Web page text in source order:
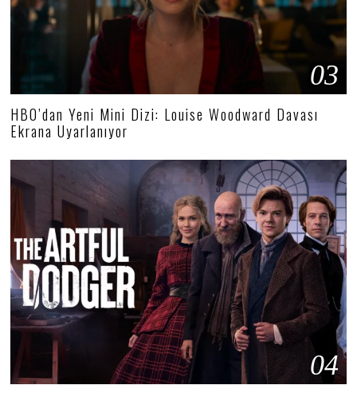
03
HBO’dan Yeni Mini Dizi: Louise Woodward Davası
Ekrana Uyarlanıyor
04